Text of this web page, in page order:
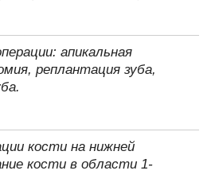
апикальная
реплантация зуба,
кости на нижней
кости в области 1-